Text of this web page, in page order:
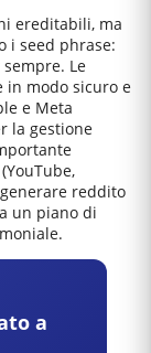
ereditabili, ma
i seed phrase:
Le
in modo sicuro e
e Meta
la gestione
reddito
un piano di
a